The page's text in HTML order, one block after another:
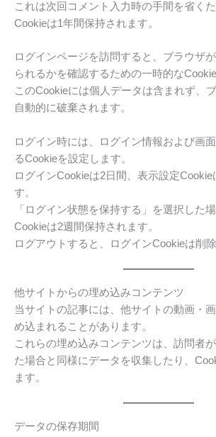
これは次回コメント入力時の手間を省くた
Cookieは1年間保持されます。
ログインページを訪問すると、ブラウザ
られるかを確認するための一時的な
このCookieには個人データは含まれず、
自動的に破棄されます。
ログイン時には、ログイン情報および画
るCookieを設定します。
ログインCookieは2日間、表示設定Cookie
す。
「ログイン状態を保持する」を選択した
Cookieは2週間保持されます。
ログアウトすると、ログインCookieは削除
他サイトからの埋め込みコンテンツ
当サイトの記事には、他サイトの動画・
め込まれることがあります。
これらの埋め込みコンテンツは、訪問者
た場合と同様にデータを収集したり、
ます。
データの保存期間